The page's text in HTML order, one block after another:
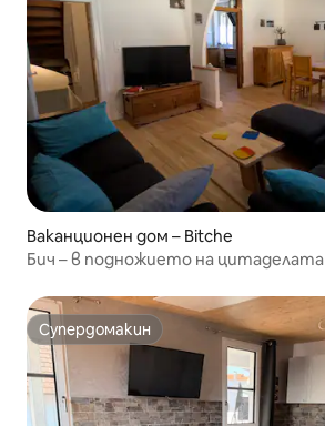
Ваканционен дом – Bitche
Бич – в подножието на цитаделата
Супердомакин
Супердомакин